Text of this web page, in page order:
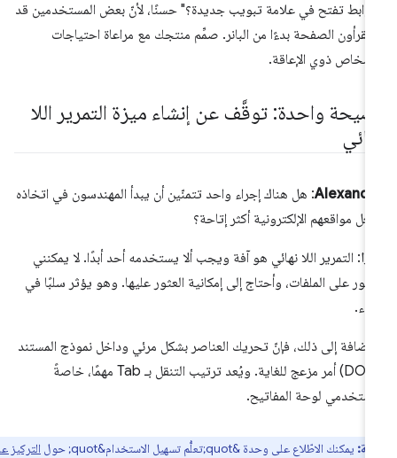
تفتح في علامة تبويب جديدة؟" حسنًا، لأنّ بعض المستخدمين قد
يقرأون الصفحة بدءًا من البانر. صمِّم منتجك مع مراعاة احتياجات
ذوي الإعاقة.
واحدة: توقَّف عن إنشاء ميزة التمرير اللا
: هل هناك إجراء واحد تتمنّين أن يبدأ المهندسون في اتخاذه
مواقعهم الإلكترونية أكثر إتاحة؟
: التمرير اللا نهائي هو آفة ويجب ألا يستخدمه أحد أبدًا. لا يمكنني
على الملفات، وأحتاج إلى إمكانية العثور عليها. وهو يؤثر سلبًا في
إلى ذلك، فإنّ تحريك العناصر بشكل مرئي وداخل نموذج المستند
(DOM) أمر مزعج للغاية. ويُعد ترتيب التنقل بـ Tab مهمًا، خاصةً
لوحة المفاتيح.
​​يمكنك الاطّلاع على وحدة &quot;تعلُّم تسهيل الاستخدام&quot; حول
التركيز على